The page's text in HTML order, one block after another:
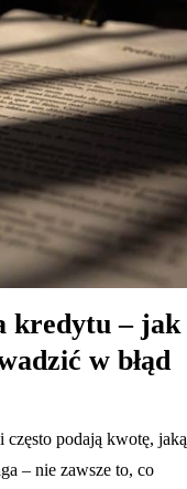
kredytu – jak
w błąd
podają kwotę, jaką
– nie zawsze to, co